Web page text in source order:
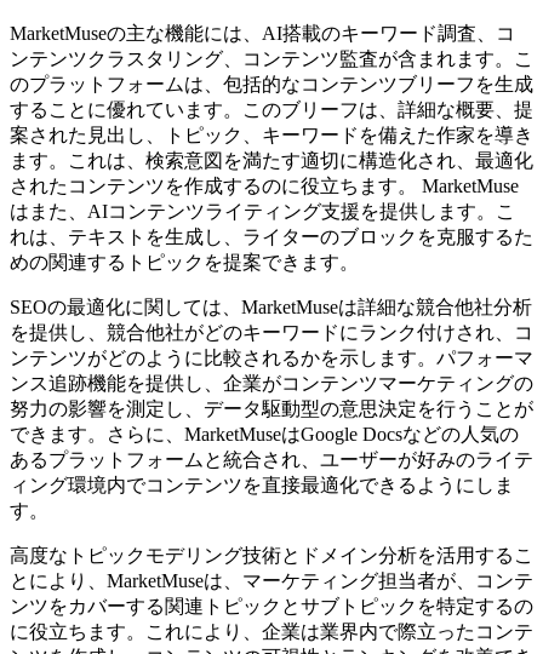
MarketMuseの主な機能には、AI搭載のキーワード調査、コ
ンテンツクラスタリング、コンテンツ監査が含まれます。こ
のプラットフォームは、包括的なコンテンツブリーフを生成
することに優れています。このブリーフは、詳細な概要、提
案された見出し、トピック、キーワードを備えた作家を導き
ます。これは、検索意図を満たす適切に構造化され、最適化
されたコンテンツを作成するのに役立ちます。 MarketMuse
はまた、AIコンテンツライティング支援を提供します。こ
れは、テキストを生成し、ライターのブロックを克服するた
めの関連するトピックを提案できます。
SEOの最適化に関しては、MarketMuseは詳細な競合他社分析
を提供し、競合他社がどのキーワードにランク付けされ、コ
ンテンツがどのように比較されるかを示します。パフォーマ
ンス追跡機能を提供し、企業がコンテンツマーケティングの
努力の影響を測定し、データ駆動型の意思決定を行うことが
できます。さらに、MarketMuseはGoogle Docsなどの人気の
あるプラットフォームと統合され、ユーザーが好みのライテ
ィング環境内でコンテンツを直接最適化できるようにしま
す。
高度なトピックモデリング技術とドメイン分析を活用するこ
とにより、MarketMuseは、マーケティング担当者が、コンテ
ンツをカバーする関連トピックとサブトピックを特定するの
に役立ちます。これにより、企業は業界内で際立ったコンテ